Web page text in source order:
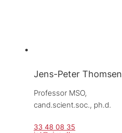
Jens-Peter Thomsen
Professor MSO,
cand.scient.soc., ph.d.
33 48 08 35